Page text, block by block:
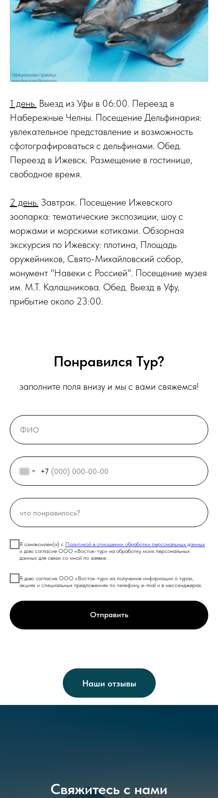
1 день. Выезд из Уфы в 06:00. Переезд в
Набережные Челны. Посещение Дельфинария:
увлекательное представление и возможность
сфотографироваться с дельфинами. Обед.
Переезд в Ижевск. Размещение в гостинице,
свободное время.
2 день. Завтрак. Посещение Ижевского
зоопарка: тематические экспозиции, шоу с
моржами и морскими котиками. Обзорная
экскурсия по Ижевску: плотина, Площадь
оружейников, Свято-Михайловский собор,
монумент "Навеки с Россией". Посещение музея
им. М.Т. Калашникова. Обед. Выезд в Уфу,
прибытие около 23:00.
Понравился Тур?
заполните поля внизу и мы с вами свяжемся!
+7
Я ознакомлен(а) с Политикой в отношении обработки персональных данных
и даю согласие ООО «Восток-тур» на обработку моих персональных
данных для связи со мной по заявке.
Я даю согласие ООО «Восток-тур» на получение информации о турах,
акциях и специальных предложениях по телефону, e-mail и в мессенджерах.
Отправить
Наши отзывы
Свяжитесь с нами